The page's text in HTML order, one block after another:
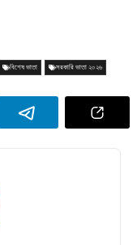
বিশেষ ভাতা সরকারি ভাতা ২০২৬